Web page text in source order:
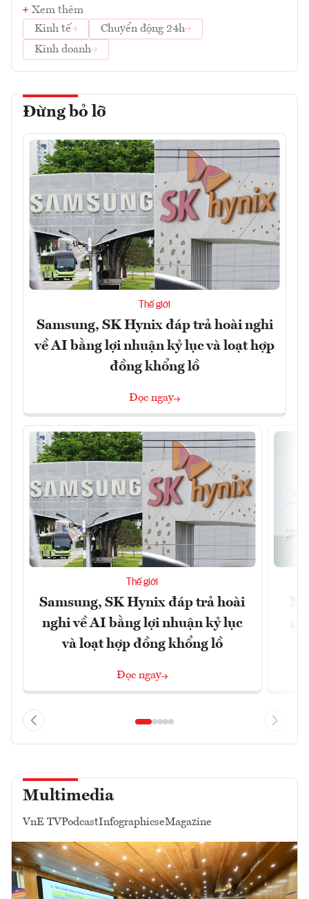
Xem thêm
Kinh tế
Chuyển động 24h
Kinh doanh
Đừng bỏ lỡ
Thế giới
Samsung, SK Hynix đáp trả hoài nghi
về AI bằng lợi nhuận kỷ lục và loạt hợp
đồng khổng lồ
Đọc ngay
Thế giới
Samsung, SK Hynix đáp trả hoài
nghi về AI bằng lợi nhuận kỷ lục
và loạt hợp đồng khổng lồ
Đọc ngay
Multimedia
VnE TVPodcastInfographicseMagazine